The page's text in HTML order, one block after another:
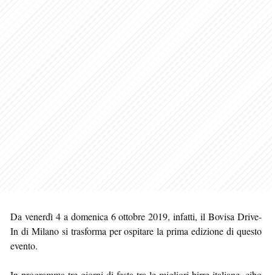
Da venerdì 4 a domenica 6 ottobre 2019, infatti, il Bovisa Drive-
In di Milano si trasforma per ospitare la prima edizione di questo
evento.